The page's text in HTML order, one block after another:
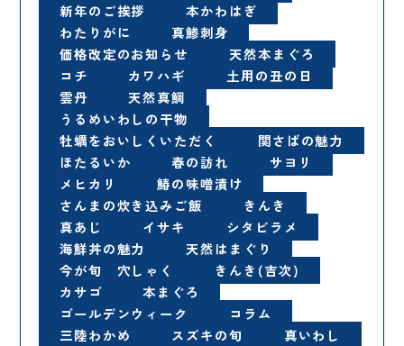
新年のご挨拶
本かわはぎ
わたりがに
真鯵刺身
価格改定のお知らせ
天然本まぐろ
コチ
カワハギ
土用の丑の日
雲丹
天然真鯛
うるめいわしの干物
牡蠣をおいしくいただく
関さばの魅力
ほたるいか
春の訪れ
サヨリ
メヒカリ
鰆の味噌漬け
さんまの炊き込みご飯
きんき
真あじ
イサキ
シタビラメ
海鮮丼の魅力
天然はまぐり
今が旬 穴しゃく
きんき(吉次)
カサゴ
本まぐろ
ゴールデンウィーク
コラム
三陸わかめ
スズキの旬
真いわし